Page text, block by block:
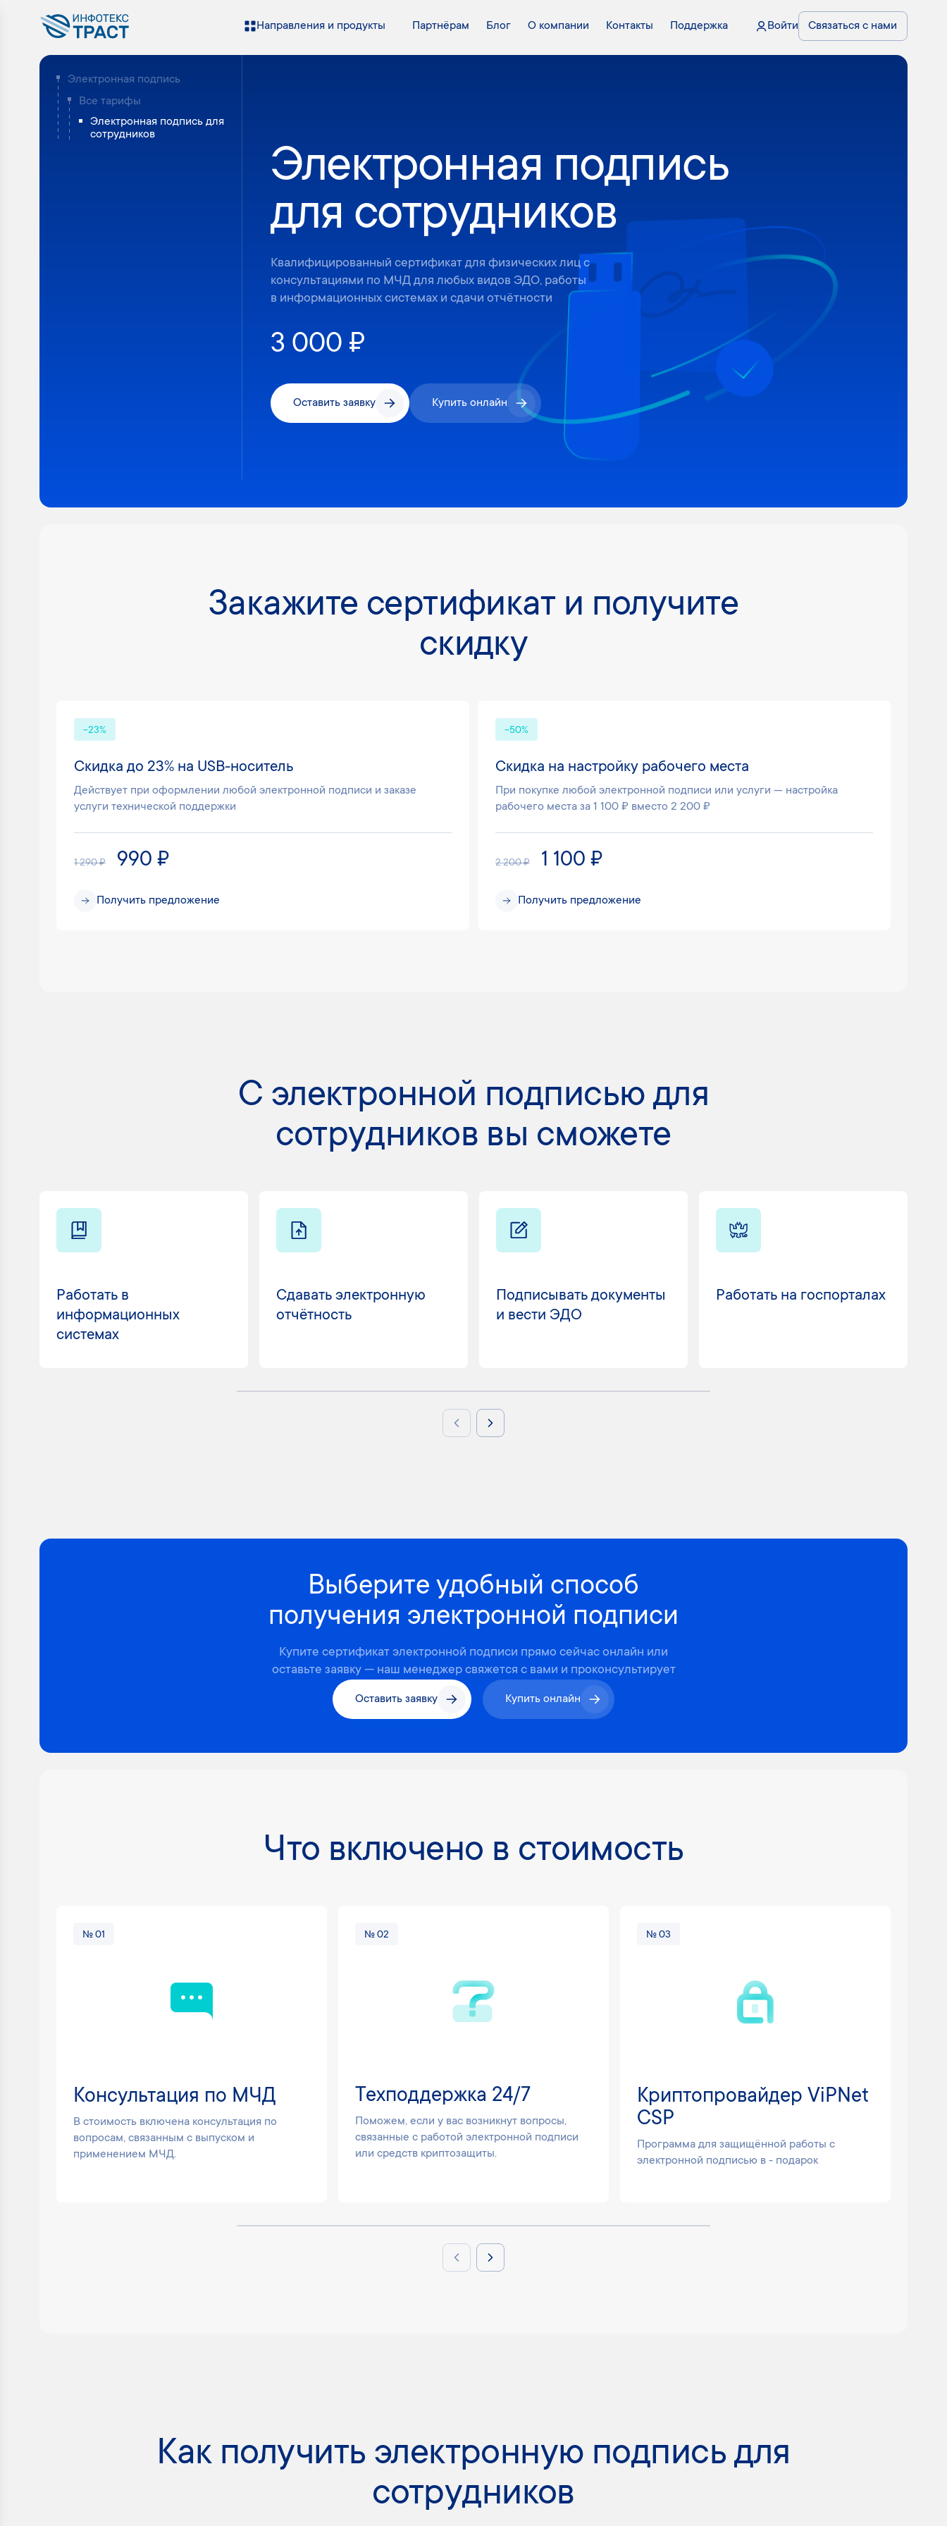
Направления и продукты Партнёрам Блог О компании Контакты Поддержка Войти Связаться с нами
Электронная подпись
Все тарифы
Электронная подпись для
сотрудников
Электронная подпись
для сотрудников
Квалифицированный сертификат для физических лиц с
консультациями по МЧД для любых видов ЭДО, работы
в информационных системах и сдачи отчётности
3 000 ₽
Оставить заявку Купить онлайн
Закажите сертификат и получите
скидку
-23%
Скидка до 23% на USB-носитель
Действует при оформлении любой электронной подписи и заказе
услуги технической поддержки
1 290 ₽ 990 ₽
Получить предложение
-50%
Скидка на настройку рабочего места
При покупке любой электронной подписи или услуги — настройка
рабочего места за 1 100 ₽ вместо 2 200 ₽
2 200 ₽ 1 100 ₽
Получить предложение
C электронной подписью для
сотрудников вы сможете
Работать в
информационных
системах
Сдавать электронную
отчётность
Подписывать документы
и вести ЭДО
Работать на госпорталах
Previous slide
Next slide
Выберите удобный способ
получения электронной подписи
Купите сертификат электронной подписи прямо сейчас онлайн или
оставьте заявку — наш менеджер свяжется с вами и проконсультирует
Оставить заявку Купить онлайн
Что включено в стоимость
№ 01
Консультация по МЧД
В стоимость включена консультация по
вопросам, связанным с выпуском и
применением МЧД.
№ 02
Техподдержка 24/7
Поможем, если у вас возникнут вопросы,
связанные с работой электронной подписи
или средств криптозащиты.
№ 03
Криптопровайдер ViPNet
CSP
Программа для защищённой работы с
электронной подписью в - подарок
Previous slide
Next slide
Как получить электронную подпись для
сотрудников